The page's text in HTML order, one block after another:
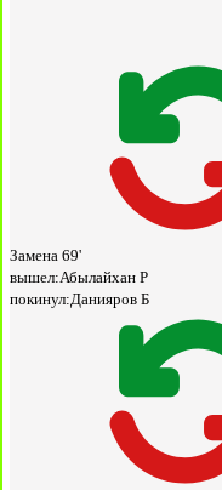
Замена 69'
вышел:Абылайхан Р
покинул:Данияров Б